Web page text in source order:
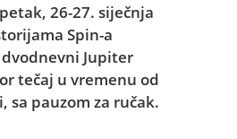
26-27. siječnja
Spin-a
Jupiter
tečaj u vremenu od
sa pauzom za ručak.